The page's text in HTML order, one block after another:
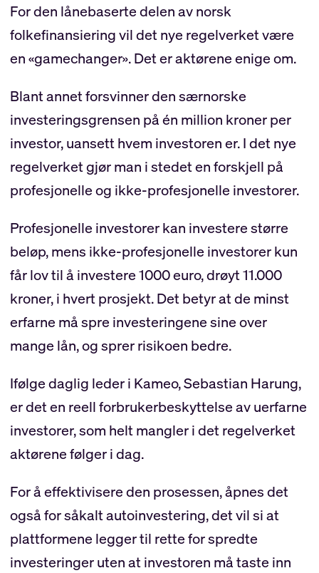
For den lånebaserte delen av norsk
folkefinansiering vil det nye regelverket være
en «gamechanger». Det er aktørene enige om.
Blant annet forsvinner den særnorske
investeringsgrensen på én million kroner per
investor, uansett hvem investoren er. I det nye
regelverket gjør man i stedet en forskjell på
profesjonelle og ikke-profesjonelle investorer.
Profesjonelle investorer kan investere større
beløp, mens ikke-profesjonelle investorer kun
får lov til å investere 1000 euro, drøyt 11.000
kroner, i hvert prosjekt. Det betyr at de minst
erfarne må spre investeringene sine over
mange lån, og sprer risikoen bedre.
Ifølge daglig leder i Kameo, Sebastian Harung,
er det en reell forbrukerbeskyttelse av uerfarne
investorer, som helt mangler i det regelverket
aktørene følger i dag.
For å effektivisere den prosessen, åpnes det
også for såkalt autoinvestering, det vil si at
plattformene legger til rette for spredte
investeringer uten at investoren må taste inn